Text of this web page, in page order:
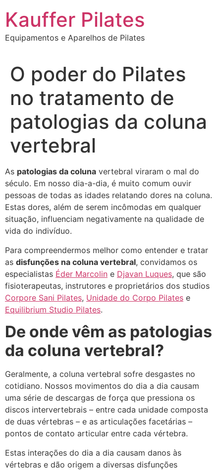
para
conteúdo
Kauffer Pilates
Equipamentos e Aparelhos de Pilates
O poder do Pilates
no tratamento de
patologias da coluna
vertebral
As patologias da coluna vertebral viraram o mal do
século. Em nosso dia-a-dia, é muito comum ouvir
pessoas de todas as idades relatando dores na coluna.
Estas dores, além de serem incômodas em qualquer
situação, influenciam negativamente na qualidade de
vida do indivíduo.
Para compreendermos melhor como entender e tratar
as disfunções na coluna vertebral, convidamos os
especialistas Éder Marcolin e Djavan Luques, que são
fisioterapeutas, instrutores e proprietários dos studios
Corpore Sani Pilates, Unidade do Corpo Pilates e
Equilibrium Studio Pilates.
De onde vêm as patologias
da coluna vertebral?
Geralmente, a coluna vertebral sofre desgastes no
cotidiano. Nossos movimentos do dia a dia causam
uma série de descargas de força que pressiona os
discos intervertebrais – entre cada unidade composta
de duas vértebras – e as articulações facetárias –
pontos de contato articular entre cada vértebra.
Estas interações do dia a dia causam danos às
vértebras e dão origem a diversas disfunções